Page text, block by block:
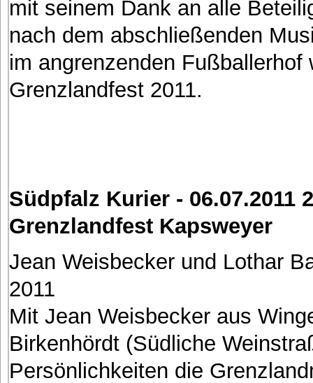
mit seinem Dank an alle
nach dem abschließenden
im angrenzenden
Grenzlandfest 2011.
Südpfalz Kurier - 06.07.2011
Grenzlandfest Kapsweyer
Jean Weisbecker und Lothar
2011
Mit Jean Weisbecker aus
Birkenhördt (Südliche
Persönlichkeiten die